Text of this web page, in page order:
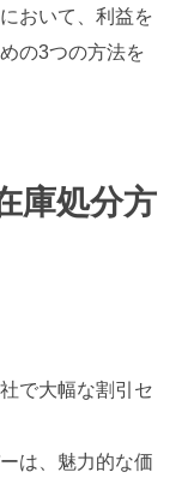
おいて、利益を
の3つの方法を
庫処分方
で大幅な割引セ
は、魅力的な価